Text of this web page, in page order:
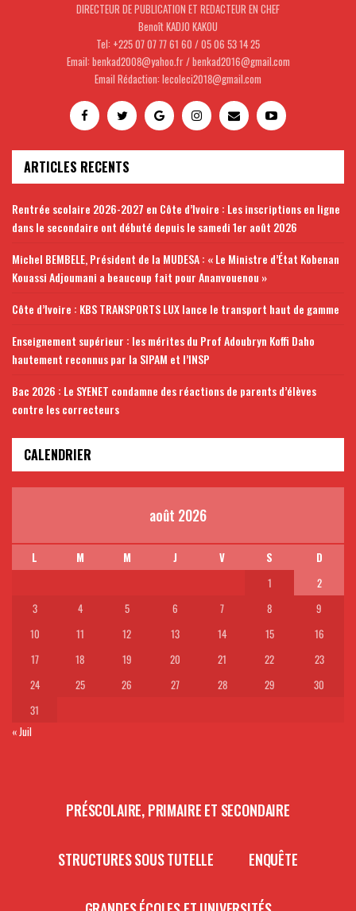
DIRECTEUR DE PUBLICATION ET REDACTEUR EN CHEF
Benoît KADJO KAKOU
Tel: +225 07 07 77 61 60 / 05 06 53 14 25
Email: benkad2008@yahoo.fr / benkad2016@gmail.com
Email Rédaction: lecoleci2018@gmail.com
ARTICLES RECENTS
Rentrée scolaire 2026-2027 en Côte d’Ivoire : Les inscriptions en ligne
dans le secondaire ont débuté depuis le samedi 1er août 2026
Michel BEMBELE, Président de la MUDESA : « Le Ministre d’État Kobenan
Kouassi Adjoumani a beaucoup fait pour Ananvouenou »
Côte d’Ivoire : KBS TRANSPORTS LUX lance le transport haut de gamme
Enseignement supérieur : les mérites du Prof Adoubryn Koffi Daho
hautement reconnus par la SIPAM et l’INSP
Bac 2026 : Le SYENET condamne des réactions de parents d’élèves
contre les correcteurs
CALENDRIER
août 2026
L M M J V S
D
1
2
3
4 5 6 7 8
9
10
11 12 13 14 15
16
17
18 19 20 21 22
23
24
25 26 27 28 29
30
31
« Juil
PRÉSCOLAIRE, PRIMAIRE ET SECONDAIRE
STRUCTURES SOUS TUTELLE ENQUÊTE